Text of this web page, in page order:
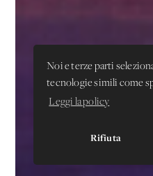
Noi e terze parti
tecnologie simili come
Leggi la policy
Rifiuta